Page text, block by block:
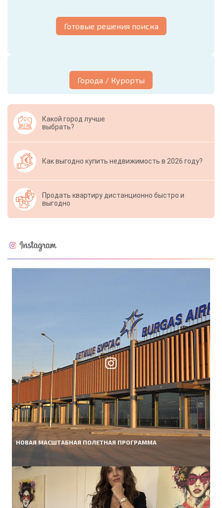
Готовые решения поиска
Города / Курорты
Какой город лучше
выбрать?
Как выгодно купить недвижимость в 2026 году?
Продать квартиру дистанционно быстро и
выгодно
НОВАЯ МАСШТАБНАЯ ПОЛЕТНАЯ ПРОГРАММА